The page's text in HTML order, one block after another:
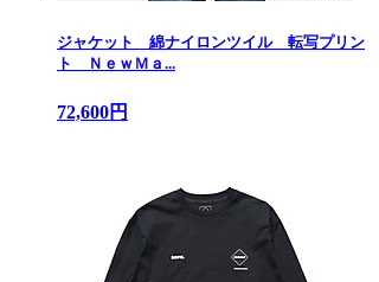
ジャケット 綿ナイロンツイル 転写プリン
ト ＮｅｗＭａ...
72,600円